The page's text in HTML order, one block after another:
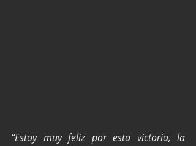
“Estoy muy feliz por esta victoria, la